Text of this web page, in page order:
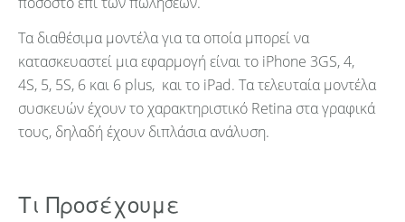
Τα διαθέσιμα μοντέλα για τα οποία μπορεί να
κατασκευαστεί μια εφαρμογή είναι το iΡhone 3GS, 4,
4S, 5, 5S, 6 και 6 plus, και το iPad. Τα τελευταία μοντέλα
συσκευών έχουν το χαρακτηριστικό Retina στα γραφικά
τους, δηλαδή έχουν διπλάσια ανάλυση.
Τι Προσέχουμε